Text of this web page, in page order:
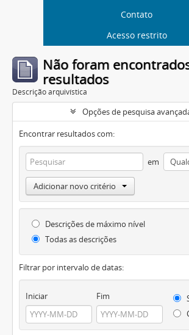
Contato
Acesso restrito
Não foram
resultados
Descrição arquivística
Opções de pesquisa
Encontrar resultados com:
em
Adicionar novo critério
Descrições de máximo nível
Todas as descrições
Filtrar por intervalo de datas:
Iniciar Fim